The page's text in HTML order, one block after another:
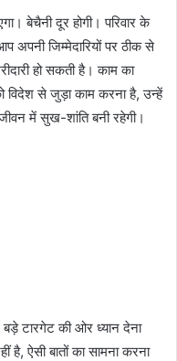
बेचैनी दूर होगी। परिवार के
अपनी जिम्मेदारियों पर ठीक से
हो सकती है। काम का
विदेश से जुड़ा काम करना है, उन्हें
में सुख-शांति बनी रहेगी।
टारगेट की ओर ध्यान देना
ऐसी बातों का सामना करना